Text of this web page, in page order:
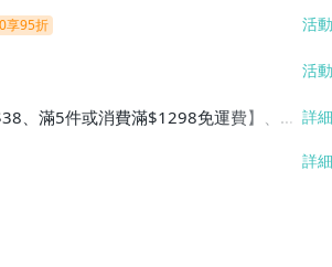
享95折
、滿5件或消費滿$1298免運費】、7-
萊爾富取貨付款【單件運費$60、滿5件
運【單件運費$120、滿5件或消費滿